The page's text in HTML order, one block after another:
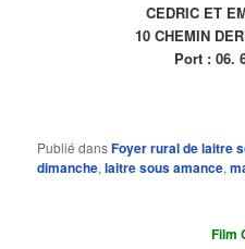
CEDRIC ET
10 CHEMIN
Port : 06.
Publié dansFoyer rural de laitre
dimanche,laitre sous amance,
Film